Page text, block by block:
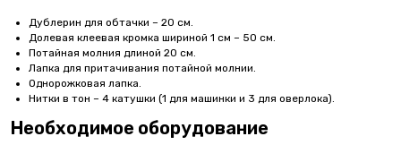
Дублерин для обтачки – 20 см.
Долевая клеевая кромка шириной 1 см – 50 см.
Потайная молния длиной 20 см.
Лапка для притачивания потайной молнии.
Однорожковая лапка.
Нитки в тон – 4 катушки (1 для машинки и 3 для оверлока).
Необходимое оборудование